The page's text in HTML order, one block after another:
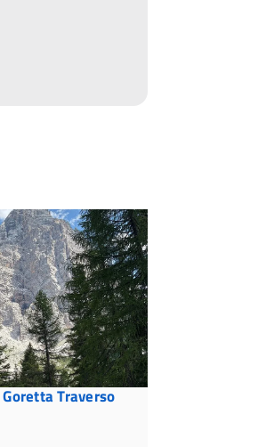
Goretta Traverso